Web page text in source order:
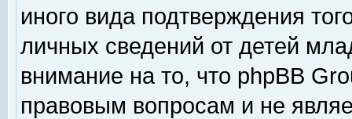
иного вида подтверждения
личных сведений от детей
внимание на то, что phpBB
правовым вопросам и не